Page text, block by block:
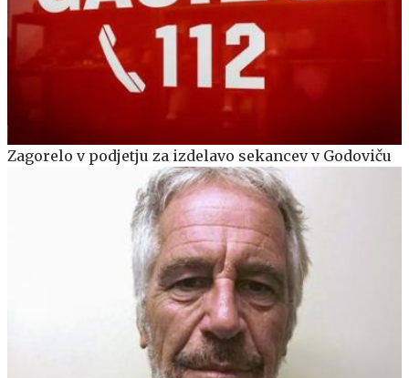
Zagorelo v podjetju za izdelavo sekancev v Godoviču